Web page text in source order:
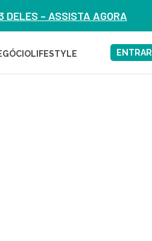
DELES – ASSISTA AGORA
LIFESTYLE ENTRAR